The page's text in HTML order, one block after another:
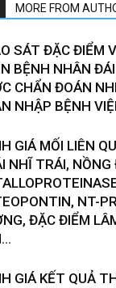
MORE FROM
SÁT ĐẶC ĐIỂM
BỆNH NHÂN
CHẨN ĐOÁN
NHẬP BỆNH
GIÁ MỐI LIÊN
NHĨ TRÁI, NỒNG
NT-
ĐẶC ĐIỂM
GIÁ KẾT QUẢ